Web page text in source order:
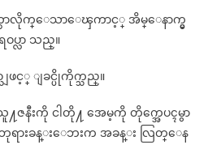
ာလိုက္ေသာေၾကာင့္ အိမ္ေနာက္မွ
ပ္လာ သည္။
ျဖင့္ ျခင္ပိုကိုက္သည္။
ဇနီးကို ငါတို႔ အေမ့ကို တိုက္အေပၚမွာ
ဘုရားခန္းေဘးက အခန္း လြတ္ေန